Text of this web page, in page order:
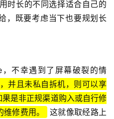
时长的不同选择适合自己的
，既要考虑当下也要规划长
不幸遇到了屏幕破裂的情
并且未私自拆机，则可以享
是非正规渠道购入或自行修
修费用。
这就像取经路上